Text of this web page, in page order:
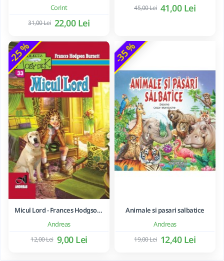
Corint
22,00 Lei
31,00 Lei
41,00 Lei
45,00 Lei
-25 %
Andreas
Micul Lord - Frances Hodgson Burnett
9,00 Lei
12,00 Lei
-35 %
Andreas
Animale si pasari salbatice
12,40 Lei
19,00 Lei